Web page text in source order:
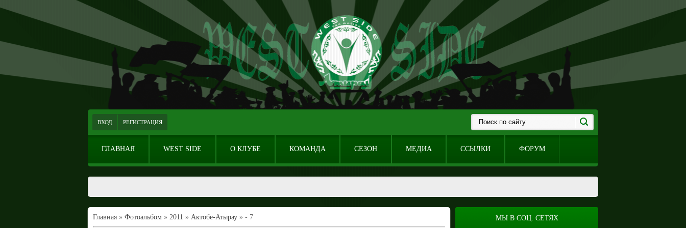
ВХОД РЕГИСТРАЦИЯ
ГЛАВНАЯ WEST SIDE О КЛУБЕ КОМАНДА СЕЗОН МЕДИА ССЫЛКИ ФОРУМ
Главная » Фотоальбом » 2011 » Актобе-Атырау » - 7 МЫ В СОЦ. СЕТЯХ